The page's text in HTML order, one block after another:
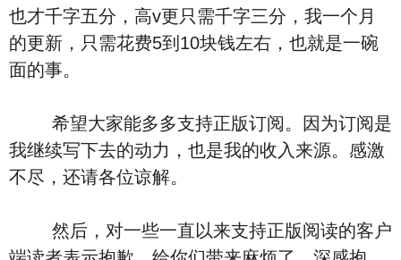
也才千字五分，高v更只需千字三分，我一个月
的更新，只需花费5到10块钱左右，也就是一碗
面的事。
希望大家能多多支持正版订阅。因为订阅是
我继续写下去的动力，也是我的收入来源。感激
不尽，还请各位谅解。
然后，对一些一直以来支持正版阅读的客户